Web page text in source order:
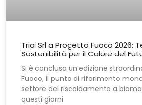
Trial Srl a Progetto Fuoco 2026:
Sostenibilità per il Calore del
Si è conclusa un’edizione
Fuoco, il punto di riferimento
settore del riscaldamento a
questi giorni